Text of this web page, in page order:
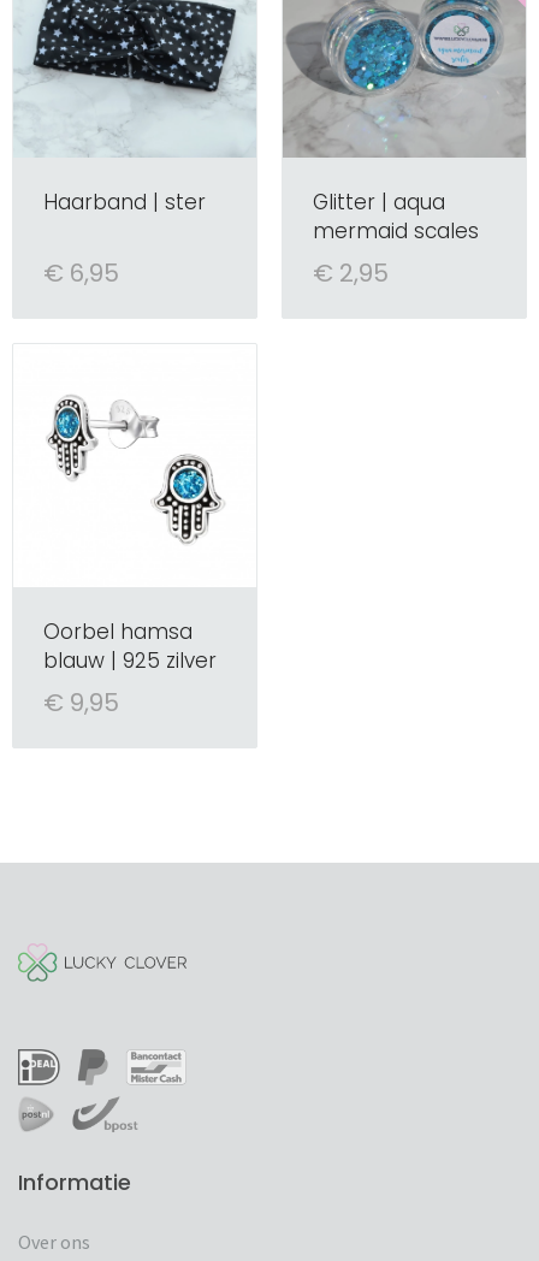
Haarband | ster
€ 6,95
Glitter | aqua
mermaid scales
€ 2,95
Oorbel hamsa
blauw | 925 zilver
€ 9,95
Informatie
Over ons